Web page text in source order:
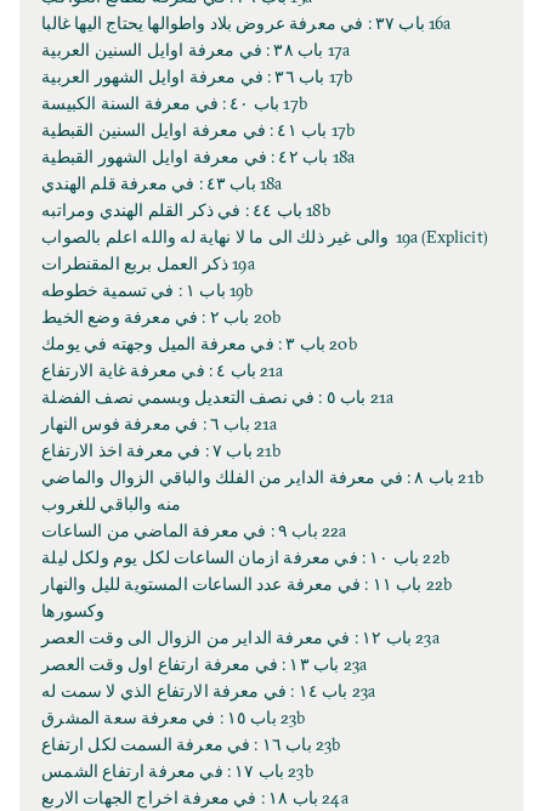
16a باب ٣٧ : في معرفة عروض بلاد واطوالها يحتاج اليها غالبا
17a باب ٣٨ : في معرفة اوايل السنين العربية
17b باب ٣٦ : في معرفة اوايل الشهور العربية
17b باب ٤٠ : في معرفة السنة الكبيسة
17b باب ٤١ : في معرفة اوايل السنين القبطية
18a باب ٤٢ : في معرفة اوايل الشهور القبطية
18a باب ٤٣ : في معرفة قلم الهندي
18b باب ٤٤ : في ذكر القلم الهندي ومراتبه
(Explicit) 19a والى غير ذلك الى ما لا نهاية له والله اعلم بالصواب
19a ذكر العمل بربع المقنطرات
19b باب ١ : في تسمية خطوطه
20b باب ٢ : في معرفة وضع الخيط
20b باب ٣ : في معرفة الميل وجهته في يومك
21a باب ٤ : في معرفة غاية الارتفاع
21a باب ٥ : في نصف التعديل وبسمي نصف الفضلة
21a باب ٦ : في معرفة فوس النهار
21b باب ٧ : في معرفة اخذ الارتفاع
21b باب ٨ : في معرفة الداير من الفلك والباقي الزوال والماضي
منه والباقي للغروب
22a باب ٩ : في معرفة الماضي من الساعات
22b باب ١٠ : في معرفة ازمان الساعات لكل يوم ولكل ليلة
22b باب ١١ : في معرفة عدد الساعات المستوية لليل والنهار
وكسورها
23a باب ١٢ : في معرفة الداير من الزوال الى وقت العصر
23a باب ١٣ : في معرفة ارتفاع اول وقت العصر
23a باب ١٤ : في معرفة الارتفاع الذي لا سمت له
23b باب ١٥ : في معرفة سعة المشرق
23b باب ١٦ : في معرفة السمت لكل ارتفاع
23b باب ١٧ : في معرفة ارتفاع الشمس
24a باب ١٨ : في معرفة اخراج الجهات الاربع